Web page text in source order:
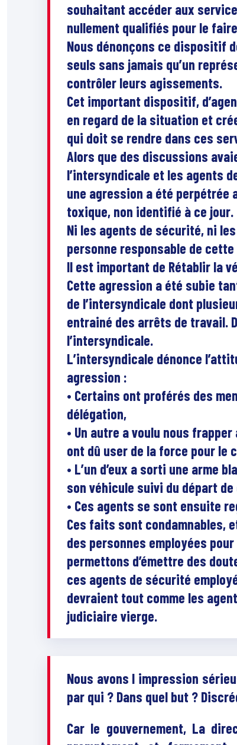
souhaitant accéder aux
nullement qualifiés pour le
Nous dénonçons ce dispositif
seuls sans jamais qu’un
contrôler leurs agissements.
Cet important dispositif,
en regard de la situation et
qui doit se rendre dans ces
Alors que des discussions
l’intersyndicale et les agents
une agression a été perpétrée
toxique, non identifié à ce jour.
Ni les agents de sécurité, ni
personne responsable de
Il est important de Rétablir la
Cette agression a été subie
de l’intersyndicale dont
entrainé des arrêts de travail.
l’intersyndicale.
L’intersyndicale dénonce
agression :
• Certains ont proférés des
délégation,
• Un autre a voulu nous
ont dû user de la force pour le
• L’un d’eux a sorti une arme
son véhicule suivi du départ
• Ces agents se sont ensuite
Ces faits sont condamnables,
des personnes employées
permettons d’émettre des
ces agents de sécurité
devraient tout comme les
judiciaire vierge.
Nous avons l impression
par qui ? Dans quel but ?
Car le gouvernement, La